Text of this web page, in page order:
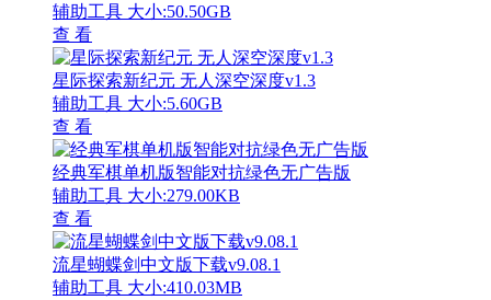
辅助工具 大小:50.50GB
查 看
星际探索新纪元 无人深空深度v1.3
辅助工具 大小:5.60GB
查 看
经典军棋单机版智能对抗绿色无广告版
辅助工具 大小:279.00KB
查 看
流星蝴蝶剑中文版下载v9.08.1
辅助工具 大小:410.03MB